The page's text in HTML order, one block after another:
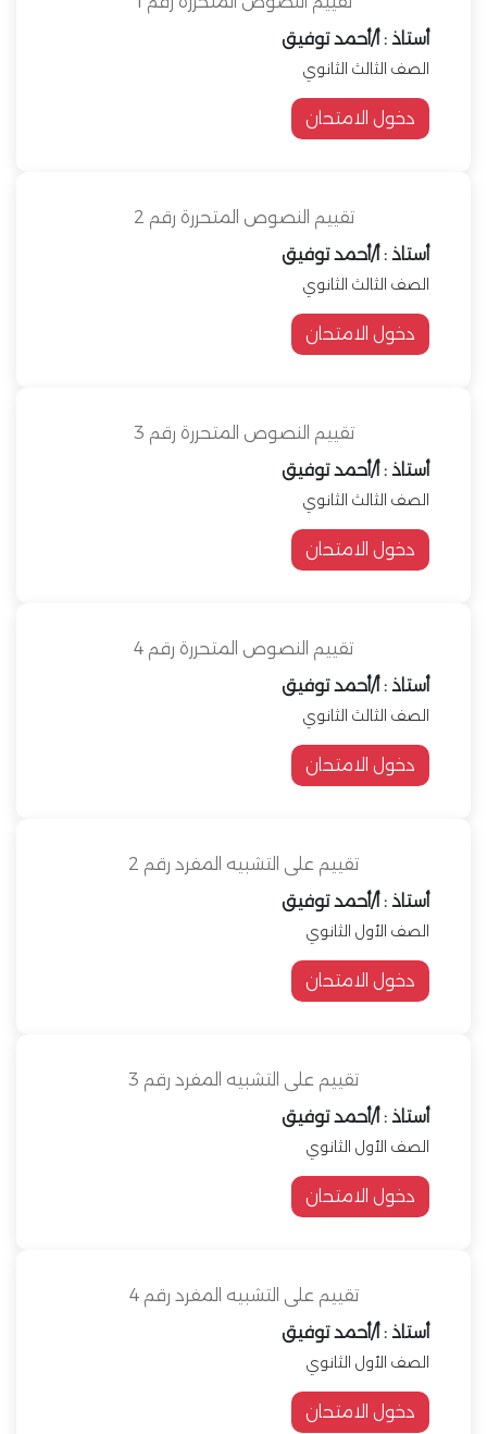
أستاذ : أ/أحمد توفيق
الصف الثالث الثانوي
دخول الامتحان
تقييم النصوص المتحررة رقم 2
أستاذ : أ/أحمد توفيق
الصف الثالث الثانوي
دخول الامتحان
تقييم النصوص المتحررة رقم 3
أستاذ : أ/أحمد توفيق
الصف الثالث الثانوي
دخول الامتحان
تقييم النصوص المتحررة رقم 4
أستاذ : أ/أحمد توفيق
الصف الثالث الثانوي
دخول الامتحان
تقييم على التشبيه المفرد رقم 2
أستاذ : أ/أحمد توفيق
الصف الأول الثانوي
دخول الامتحان
تقييم على التشبيه المفرد رقم 3
أستاذ : أ/أحمد توفيق
الصف الأول الثانوي
دخول الامتحان
تقييم على التشبيه المفرد رقم 4
أستاذ : أ/أحمد توفيق
الصف الأول الثانوي
دخول الامتحان